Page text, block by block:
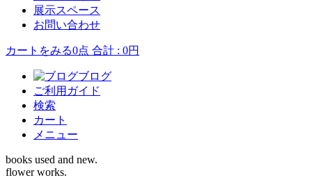
展示スペース
お問い合わせ
カートをみる0点 合計 : 0円
ブログ
ご利用ガイド
検索
カート
メニュー
books used and new.
flower works.